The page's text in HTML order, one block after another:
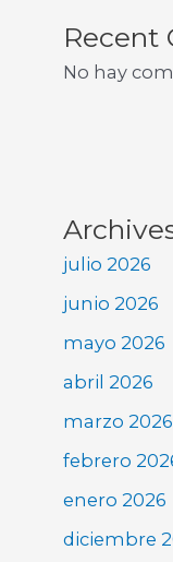
Recent
No hay
julio 2026
junio 2026
mayo 2026
abril 2026
marzo 2026
febrero
enero 2026
diciembre